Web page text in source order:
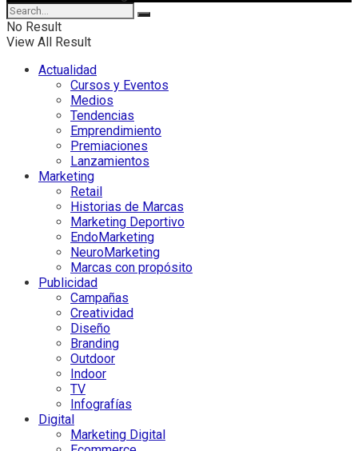
No Result
View All Result
Actualidad
Cursos y Eventos
Medios
Tendencias
Emprendimiento
Premiaciones
Lanzamientos
Marketing
Retail
Historias de Marcas
Marketing Deportivo
EndoMarketing
NeuroMarketing
Marcas con propósito
Publicidad
Campañas
Creatividad
Diseño
Branding
Outdoor
Indoor
TV
Infografías
Digital
Marketing Digital